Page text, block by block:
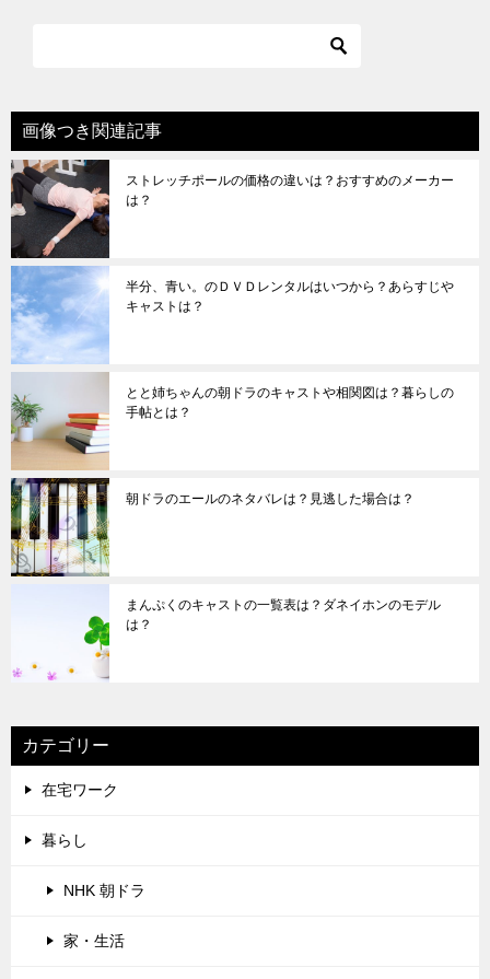
画像つき関連記事
ストレッチポールの価格の違いは？おすすめのメーカー
は？
半分、青い。のＤＶＤレンタルはいつから？あらすじや
キャストは？
とと姉ちゃんの朝ドラのキャストや相関図は？暮らしの
手帖とは？
朝ドラのエールのネタバレは？見逃した場合は？
まんぷくのキャストの一覧表は？ダネイホンのモデル
は？
カテゴリー
在宅ワーク
暮らし
NHK 朝ドラ
家・生活